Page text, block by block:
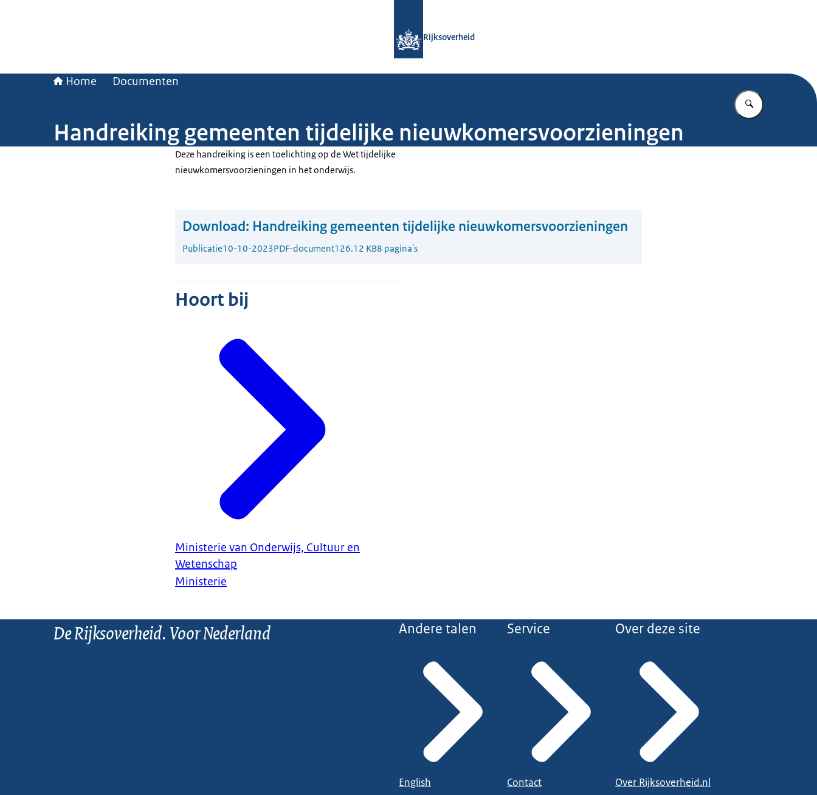
Rijksoverheid
Home Documenten
Vul in wat u
Handreiking gemeenten tijdelijke nieuwkomersvoorzieningen
Deze handreiking is een toelichting op de Wet tijdelijke
nieuwkomersvoorzieningen in het onderwijs.
Download: Handreiking gemeenten tijdelijke nieuwkomersvoorzieningen
Publicatie10-10-2023PDF-document126.12 KB8 pagina's
Hoort bij
Ministerie van Onderwijs, Cultuur en
Wetenschap
Ministerie
De Rijksoverheid. Voor Nederland Andere talen
English
Service
Contact
Over deze site
Over Rijksoverheid.nl